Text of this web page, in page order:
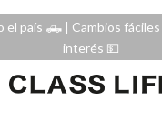
el país 🛻 | Cambios
interés 💵